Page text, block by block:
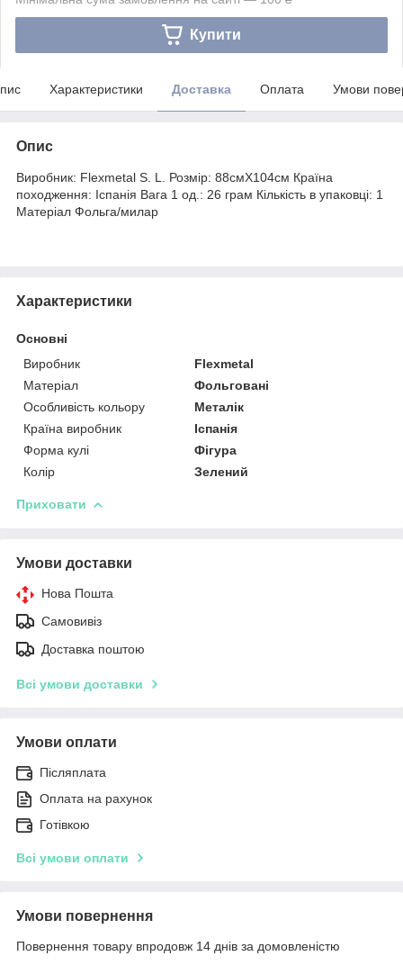
Купити
Характеристики Доставка Оплата Умови
Опис
Виробник: Flexmetal S. L. Розмір: 88смХ104см Країна
походження: Іспанія Вага 1 од.: 26 грам Кількість в упаковці: 1
Матеріал Фольга/милар
Характеристики
Основні
Виробник
Flexmetal
Матеріал
Фольговані
Особливість кольору
Металік
Країна виробник
Іспанія
Форма кулі
Фігура
Колір
Зелений
Приховати
Умови доставки
Нова Пошта
Самовивіз
Доставка поштою
Всі умови доставки
Умови оплати
Післяплата
Оплата на рахунок
Готівкою
Всі умови оплати
Умови повернення
Повернення товару впродовж 14 днів за домовленістю